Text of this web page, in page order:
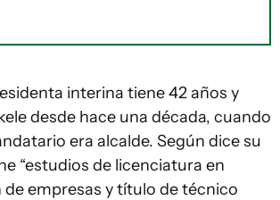
interina tiene 42 años y
desde hace una década, cuando
era alcalde. Según dice su
“estudios de licenciatura en
empresas y título de técnico